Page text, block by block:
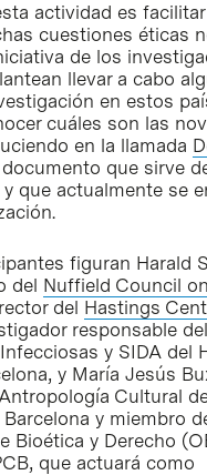
actividad es
cuestiones éticas
de los
llevar a cabo
en estos
cuáles son las
en la llamada
que sirve
que actualmente se
figuran Harald
del Nuffield Council
del Hastings
responsable
y SIDA del
y María Jesús
Cultural
y miembro
Bioética y Derecho
que actuará como